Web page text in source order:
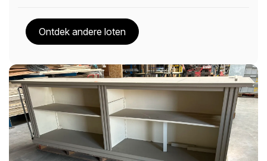
Ontdek andere loten